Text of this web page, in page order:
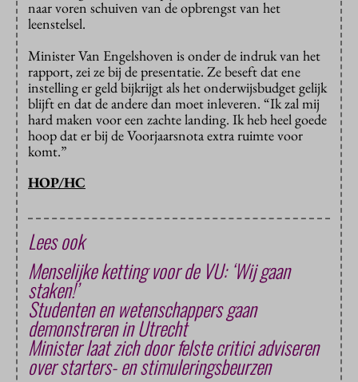
naar voren schuiven van de opbrengst van het
leenstelsel.
Minister Van Engelshoven is onder de indruk van het
rapport, zei ze bij de presentatie. Ze beseft dat ene
instelling er geld bijkrijgt als het onderwijsbudget gelijk
blijft en dat de andere dan moet inleveren. “Ik zal mij
hard maken voor een zachte landing. Ik heb heel goede
hoop dat er bij de Voorjaarsnota extra ruimte voor
komt.”
HOP/HC
Lees ook
Menselijke ketting voor de VU: ‘Wij gaan
staken!’
Studenten en wetenschappers gaan
demonstreren in Utrecht
Minister laat zich door felste critici adviseren
over starters- en stimuleringsbeurzen